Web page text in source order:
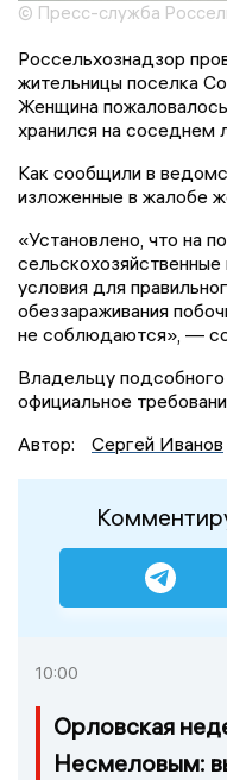
© Пресс-служба
Россельхознадзор
жительницы поселка
Женщина пожаловалось
хранился на соседнем
Как сообщили в
изложенные в жалобе
«Установлено, что на
сельскохозяйственные
условия для
обеззараживания
не соблюдаются», —
Владельцу подсобного
официальное
Автор:
Сергей Иванов
10:00
Орловская
Несмеловым: